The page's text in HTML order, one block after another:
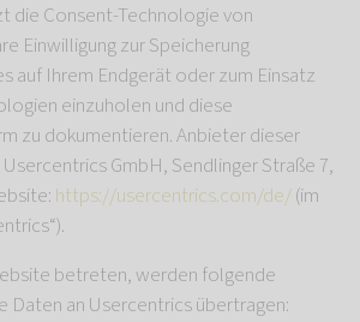
die Consent-Technologie von
Einwilligung zur Speicherung
auf Ihrem Endgerät oder zum Einsatz
einzuholen und diese
zu dokumentieren. Anbieter dieser
GmbH, Sendlinger Straße 7,
https://usercentrics.com/de/(im
betreten, werden folgende
Daten an Usercentrics übertragen: